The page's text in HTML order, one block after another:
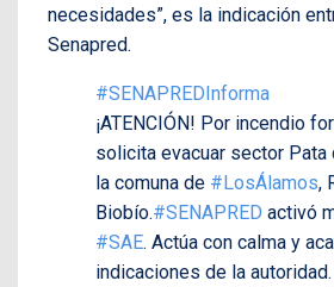
necesidades”, es la indicación
Senapred.
#SENAPREDInforma
¡ATENCIÓN! Por incendio
solicita evacuar sector Pata
la comuna de #LosÁlamos,
Biobío.#SENAPRED activó
#SAE. Actúa con calma y
indicaciones de la